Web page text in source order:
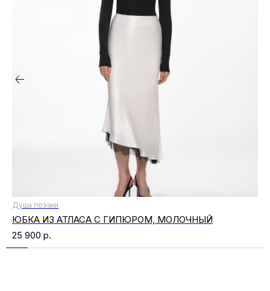
Душа поэзии
ЮБКА ИЗ АТЛАСА С ГИПЮРОМ, МОЛОЧНЫЙ
25 900 р.